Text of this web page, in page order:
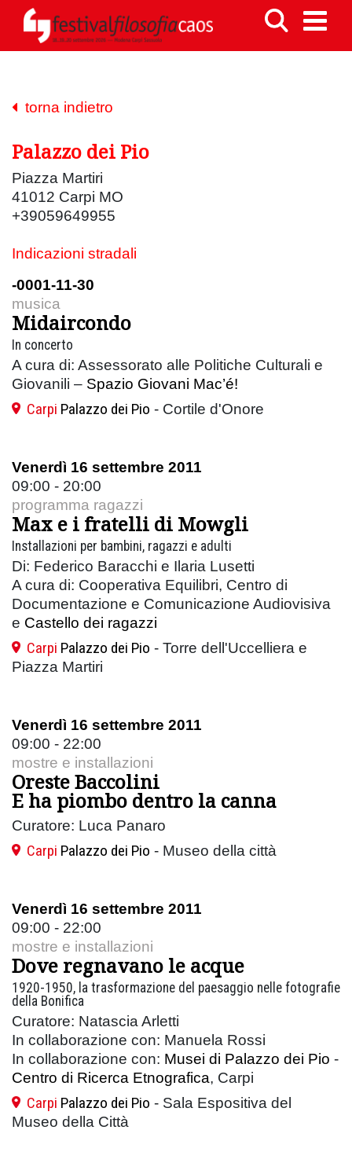
torna indietro
Palazzo dei Pio
Piazza Martiri
41012 Carpi MO
+39059649955
Indicazioni stradali
-0001-11-30
musica
Midaircondo
In concerto
A cura di: Assessorato alle Politiche Culturali e
Giovanili – Spazio Giovani Mac’é!
Carpi Palazzo dei Pio - Cortile d'Onore
Venerdì 16 settembre 2011
09:00 - 20:00
programma ragazzi
Max e i fratelli di Mowgli
Installazioni per bambini, ragazzi e adulti
Di: Federico Baracchi e Ilaria Lusetti
A cura di: Cooperativa Equilibri, Centro di
Documentazione e Comunicazione Audiovisiva
e Castello dei ragazzi
Carpi Palazzo dei Pio - Torre dell'Uccelliera e
Piazza Martiri
Venerdì 16 settembre 2011
09:00 - 22:00
mostre e installazioni
Oreste Baccolini
E ha piombo dentro la canna
Curatore: Luca Panaro
Carpi Palazzo dei Pio - Museo della città
Venerdì 16 settembre 2011
09:00 - 22:00
mostre e installazioni
Dove regnavano le acque
1920-1950, la trasformazione del paesaggio nelle fotografie
della Bonifica
Curatore: Natascia Arletti
In collaborazione con: Manuela Rossi
In collaborazione con: Musei di Palazzo dei Pio -
Centro di Ricerca Etnografica, Carpi
Carpi Palazzo dei Pio - Sala Espositiva del
Museo della Città